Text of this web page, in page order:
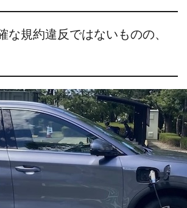
な規約違反ではないものの、